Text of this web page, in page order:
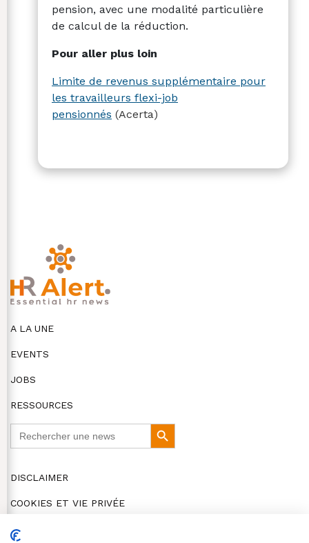
pension, avec une modalité particulière
de calcul de la réduction.
Pour aller plus loin
Limite de revenus supplémentaire pour
les travailleurs flexi-job
pensionnés (Acerta)
A LA UNE
EVENTS
JOBS
RESSOURCES
Search
Button
DISCLAIMER
COOKIES ET VIE PRIVÉE